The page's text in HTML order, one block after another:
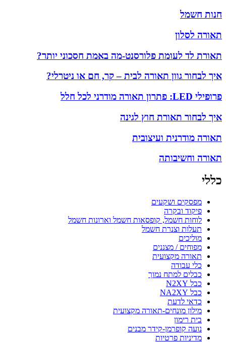
חנות חשמל
תאורה לסלון
תאורת לד לעומת פלורסנט-מה באמת חסכוני יותר?
איך לבחור גוון תאורה לבית – קר, חם או ניטרלי?
פרופילי LED: פתרון תאורה מודרני לכל חלל
איך לבחור תאורת חוץ לגינה
תאורה מודרנית ועיצובית
תאורה וחשיבותה
כללי
מפסקים ושקעים
פיקוד ובקרה
לוחות חשמל, קופסאות חשמל וארונות חשמל
תעלות וצנרת חשמל
מוליכים
מפוחים / מצננים
תאורה מקצועית
כלי עבודה
כבלים למתח נמוך
כבל N2XY
כבל NA2XY
כדאי לדעת
מילון מונחים-תאורה מקצועית
בית רימון
נועה קופרמן-קידר מבנים
מדיניות פרטיות